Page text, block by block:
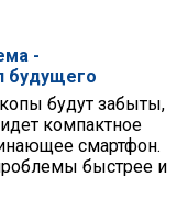
-
будущего
будут забыты,
компактное
смартфон.
быстрее и